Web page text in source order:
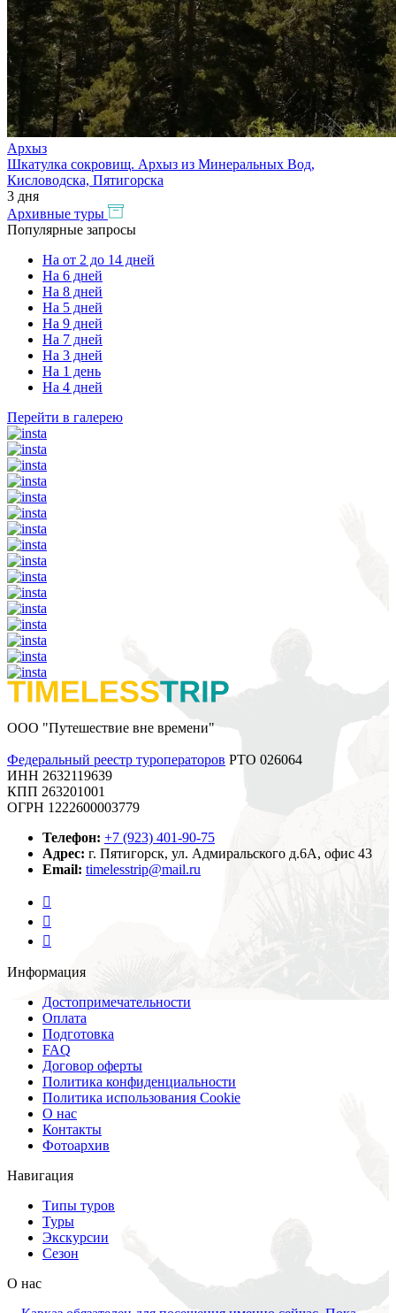
Архыз
Шкатулка сокровищ. Архыз из Минеральных Вод,
Кисловодска, Пятигорска
3 дня
Архивные туры
Популярные запросы
На от 2 до 14 дней
На 6 дней
На 8 дней
На 5 дней
На 9 дней
На 7 дней
На 3 дней
На 1 день
На 4 дней
Перейти в галерею
ООО "Путешествие вне времени"
Федеральный реестр туроператоров РТО 026064
ИНН 2632119639
КПП 263201001
ОГРН 1222600003779
Телефон: +7 (923) 401-90-75
Адрес: г. Пятигорск, ул. Адмиральского д.6А, офис 43
Email: timelesstrip@mail.ru
Информация
Достопримечательности
Оплата
Подготовка
FAQ
Договор оферты
Политика конфиденциальности
Политика использования Cookie
О нас
Контакты
Фотоархив
Навигация
Типы туров
Туры
Экскурсии
Сезон
О нас